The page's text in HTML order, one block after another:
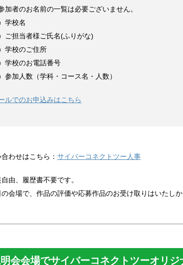
加者のお名前の一覧は必要ございません。
学校名
ご担当者様ご氏名(ふりがな)
学校のご住所
学校のお電話番号
参加人数（学科・コース名・人数）
ルでのお申込みはこちら
わせはこちら： サイバーコネクトツー人事
由、履歴書不要です。
会場で、作品の評価や応募作品のお受け取りはいたし
会会場でサイバーコネクトツーオリジ